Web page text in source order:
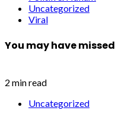
Uncategorized
Viral
You may have missed
2 min read
Uncategorized